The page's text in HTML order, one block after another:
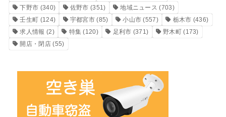
下野市 (340) 佐野市 (351) 地域ニュース (703)
壬生町 (124) 宇都宮市 (85) 小山市 (557) 栃木市 (436)
求人情報 (2) 特集 (120) 足利市 (371) 野木町(173)
開店・閉店(55)